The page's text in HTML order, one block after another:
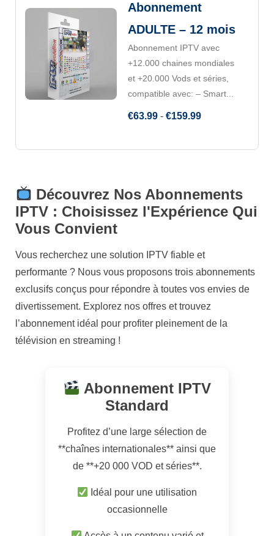
Abonnement
ADULTE – 12 mois
Abonnement IPTV avec
+12.000 chaines mondiales
et +20.000 Vods et séries,
compatible avec: – Smart...
€63.99 -€159.99
Découvrez Nos Abonnements
IPTV : Choisissez l'Expérience Qui
Vous Convient
Vous recherchez une solution IPTV fiable et
performante ? Nous vous proposons trois abonnements
exclusifs conçus pour répondre à toutes vos envies de
divertissement. Explorez nos offres et trouvez
l’abonnement idéal pour profiter pleinement de la
télévision en streaming !
Abonnement IPTV
Standard
Profitez d’une large sélection de
**chaînes internationales** ainsi que
de **+20 000 VOD et séries**.
Idéal pour une utilisation
occasionnelle